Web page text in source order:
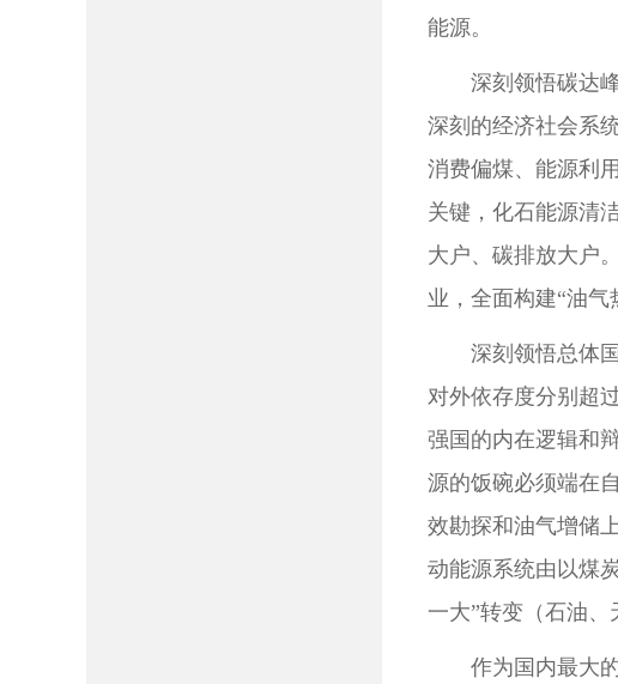
能源。
深刻领悟碳达
深刻的经济社会系
消费偏煤、能源利
关键，化石能源清
大户、碳排放大户
业，全面构建“油气
深刻领悟总体
对外依存度分别超
强国的内在逻辑和
源的饭碗必须端在
效勘探和油气增储
动能源系统由以煤
一大”转变（石油、
作为国内最大